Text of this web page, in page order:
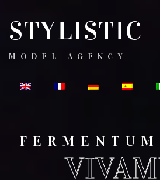
STYLISTIC
MODEL AGENCY
FERMENTUM